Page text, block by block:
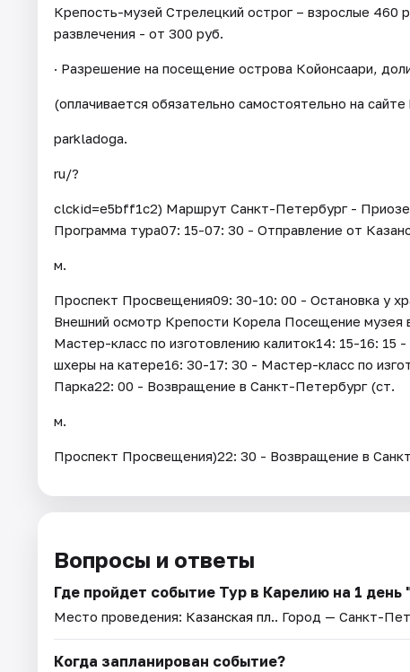
Крепость-музей Стрелецкий острог – взрослые 460
развлечения - от 300 руб.
· Разрешение на посещение острова Койонсаари,
(оплачивается обязательно самостоятельно на
parkladoga.
ru/?
clckid=e5bff1c2) Маршрут Санкт-Петербург -
Программа тура07: 15-07: 30 - Отправление от
м.
Проспект Просвещения09: 30-10: 00 - Остановка у
Внешний осмотр Крепости Корела Посещение
Мастер-класс по изготовлению калиток14: 15-16: 15
шхеры на катере16: 30-17: 30 - Мастер-класс по
Парка22: 00 - Возвращение в Санкт-Петербург (ст.
м.
Проспект Просвещения)22: 30 - Возвращение в
Вопросы и ответы
Где пройдет событие Тур в Карелию на 1
Место проведения: Казанская пл.. Город — Санкт-
Когда запланирован событие?